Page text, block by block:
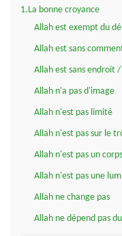
1.La bonne croyance
Allah est exempt du
Allah est sans
Allah est sans endroit
Allah n'a pas d'image
Allah n'est pas limité
Allah n'est pas sur le
Allah n'est pas un
Allah n'est pas une
Allah ne change pas
Allah ne dépend pas